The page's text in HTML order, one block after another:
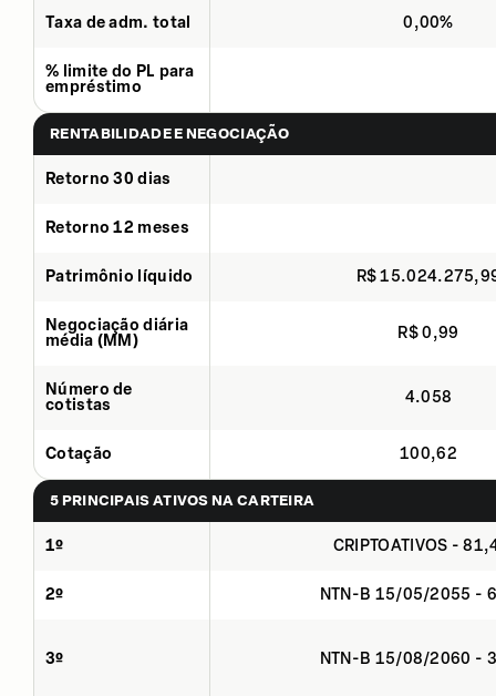
Taxa de adm. total 0,00%
% limite do PL para
empréstimo
RENTABILIDADE E NEGOCIAÇÃO
Retorno 30 dias
Retorno 12 meses
Patrimônio líquido R$
Negociação diária
média (MM)
R$ 0,99
Número de
cotistas
4.058
Cotação 100,62
5 PRINCIPAIS ATIVOS NA CARTEIRA
1º CRIPTOATIVOS -
2º NTN-B 15/05/2055 -
3º NTN-B 15/08/2060 -